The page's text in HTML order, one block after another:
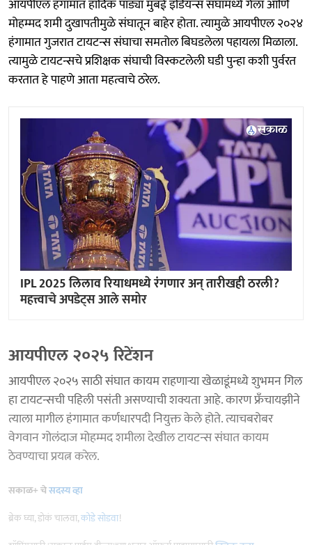
आयपीएल हंगामात हार्दिक पांड्या मुंबई इंडियन्स संघामध्ये गेला आणि
मोहम्मद शमी दुखापतीमुळे संघातून बाहेर होता. त्यामुळे आयपीएल २०२४
हंगामात गुजरात टायटन्स संघाचा समतोल बिघडलेला पहायला मिळाला.
त्यामुळे टायटन्सचे प्रशिक्षक संघाची विस्कटलेली घडी पुन्हा कशी पुर्वरत
करतात हे पाहणे आता महत्वाचे ठरेल.
IPL 2025 लिलाव रियाधमध्ये रंगणार अन् तारीखही ठरली?
महत्त्वाचे अपडेट्स आले समोर
आयपीएल २०२५ रिटेंशन
आयपीएल २०२५ साठी संघात कायम राहणाऱ्या खेळाडूंमध्ये शुभमन गिल
हा टायटन्सची पहिली पसंती असण्याची शक्यता आहे. कारण फ्रँचायझीने
त्याला मागील हंगामात कर्णधारपदी नियुक्त केले होते. त्याचबरोबर
वेगवान गोलंदाज मोहम्मद शमीला देखील टायटन्स संघात कायम
ठेवण्याचा प्रयत्न करेल.
सकाळ+ चेसदस्य व्हा
ब्रेक घ्या, डोकं चालवा,कोडे सोडवा!